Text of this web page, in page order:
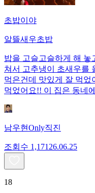
초밥이야
알뜰새우초밥
밥을 고슬고슬하게 해 놓
쳐서 고추냉이 초새우를
먹은건데 맛있게 잘 먹었
먹었어요!! 이 집은 동네
남우현Only직진
조회수 1,171 26.06.25
18